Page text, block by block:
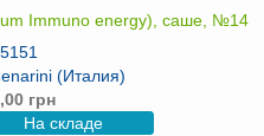
Immuno energy), саше, №14
(Италия)
грн
На складе